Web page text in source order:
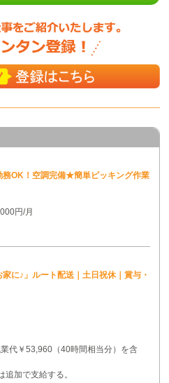
務OK！空調完備★簡単ピッキング作業
円/月
家に♪」ルート配送｜土日祝休｜賞与・
代￥53,960（40時間相当分）を含
加で支給する。